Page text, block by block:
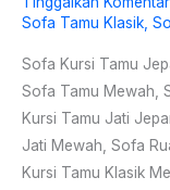
Sofa Tamu Klasik
Sofa Kursi Tamu
Sofa Tamu Mewah,
Kursi Tamu Jati
Jati Mewah, Sofa
Kursi Tamu Klasik
Terbaru
ST-
0393